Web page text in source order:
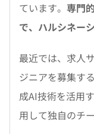
ています。 専門
で、ハルシネー
最近では、求人
ジニアを募集す
成AI技術を活用
用して独自のチ